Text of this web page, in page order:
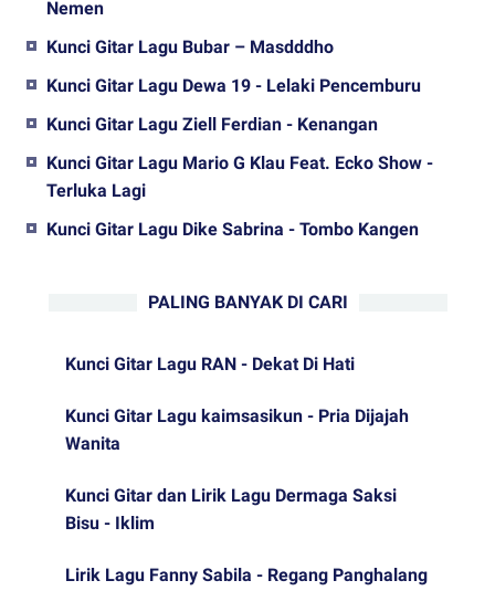
Nemen
Kunci Gitar Lagu Bubar – Masdddho
Kunci Gitar Lagu Dewa 19 - Lelaki Pencemburu
Kunci Gitar Lagu Ziell Ferdian - Kenangan
Kunci Gitar Lagu Mario G Klau Feat. Ecko Show -
Terluka Lagi
Kunci Gitar Lagu Dike Sabrina - Tombo Kangen
PALING BANYAK DI CARI
Kunci Gitar Lagu RAN - Dekat Di Hati
Kunci Gitar Lagu kaimsasikun - Pria Dijajah
Wanita
Kunci Gitar dan Lirik Lagu Dermaga Saksi
Bisu - Iklim
Lirik Lagu Fanny Sabila - Regang Panghalang